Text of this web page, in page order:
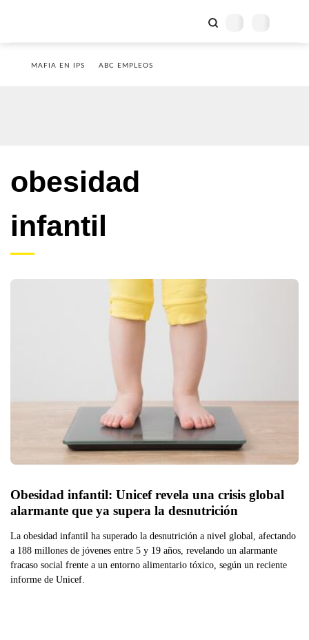
MAFIA EN IPS ABC EMPLEOS
obesidad
infantil
Obesidad infantil: Unicef revela una crisis global
alarmante que ya supera la desnutrición
La obesidad infantil ha superado la desnutrición a nivel global, afectando
a 188 millones de jóvenes entre 5 y 19 años, revelando un alarmante
fracaso social frente a un entorno alimentario tóxico, según un reciente
informe de Unicef.